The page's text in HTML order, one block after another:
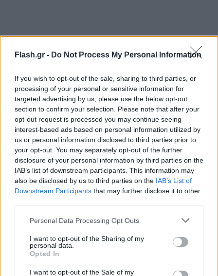
Flash.gr - Do Not Process My Personal Information
If you wish to opt-out of the sale, sharing to third parties, or
processing of your personal or sensitive information for
targeted advertising by us, please use the below opt-out
section to confirm your selection. Please note that after your
opt-out request is processed you may continue seeing
interest-based ads based on personal information utilized by
us or personal information disclosed to third parties prior to
your opt-out. You may separately opt-out of the further
disclosure of your personal information by third parties on the
IAB’s list of downstream participants. This information may
also be disclosed by us to third parties on the IAB’s List of
Downstream Participants that may further disclose it to other
Please note that this website/app uses one or more Google
not limited to your visit or usage behaviour. You may click to
grant or deny consent to Google and its third-party tags to
use your data for below specified purposes in below Google
consent section.
Personal Data Processing Opt Outs
I want to opt-out of the Sharing of my
personal data.
Opted In
I want to opt-out of the Sale of my